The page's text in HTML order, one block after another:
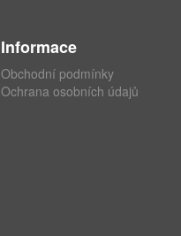
Informace
Obchodní podmínky
Ochrana osobních údajů